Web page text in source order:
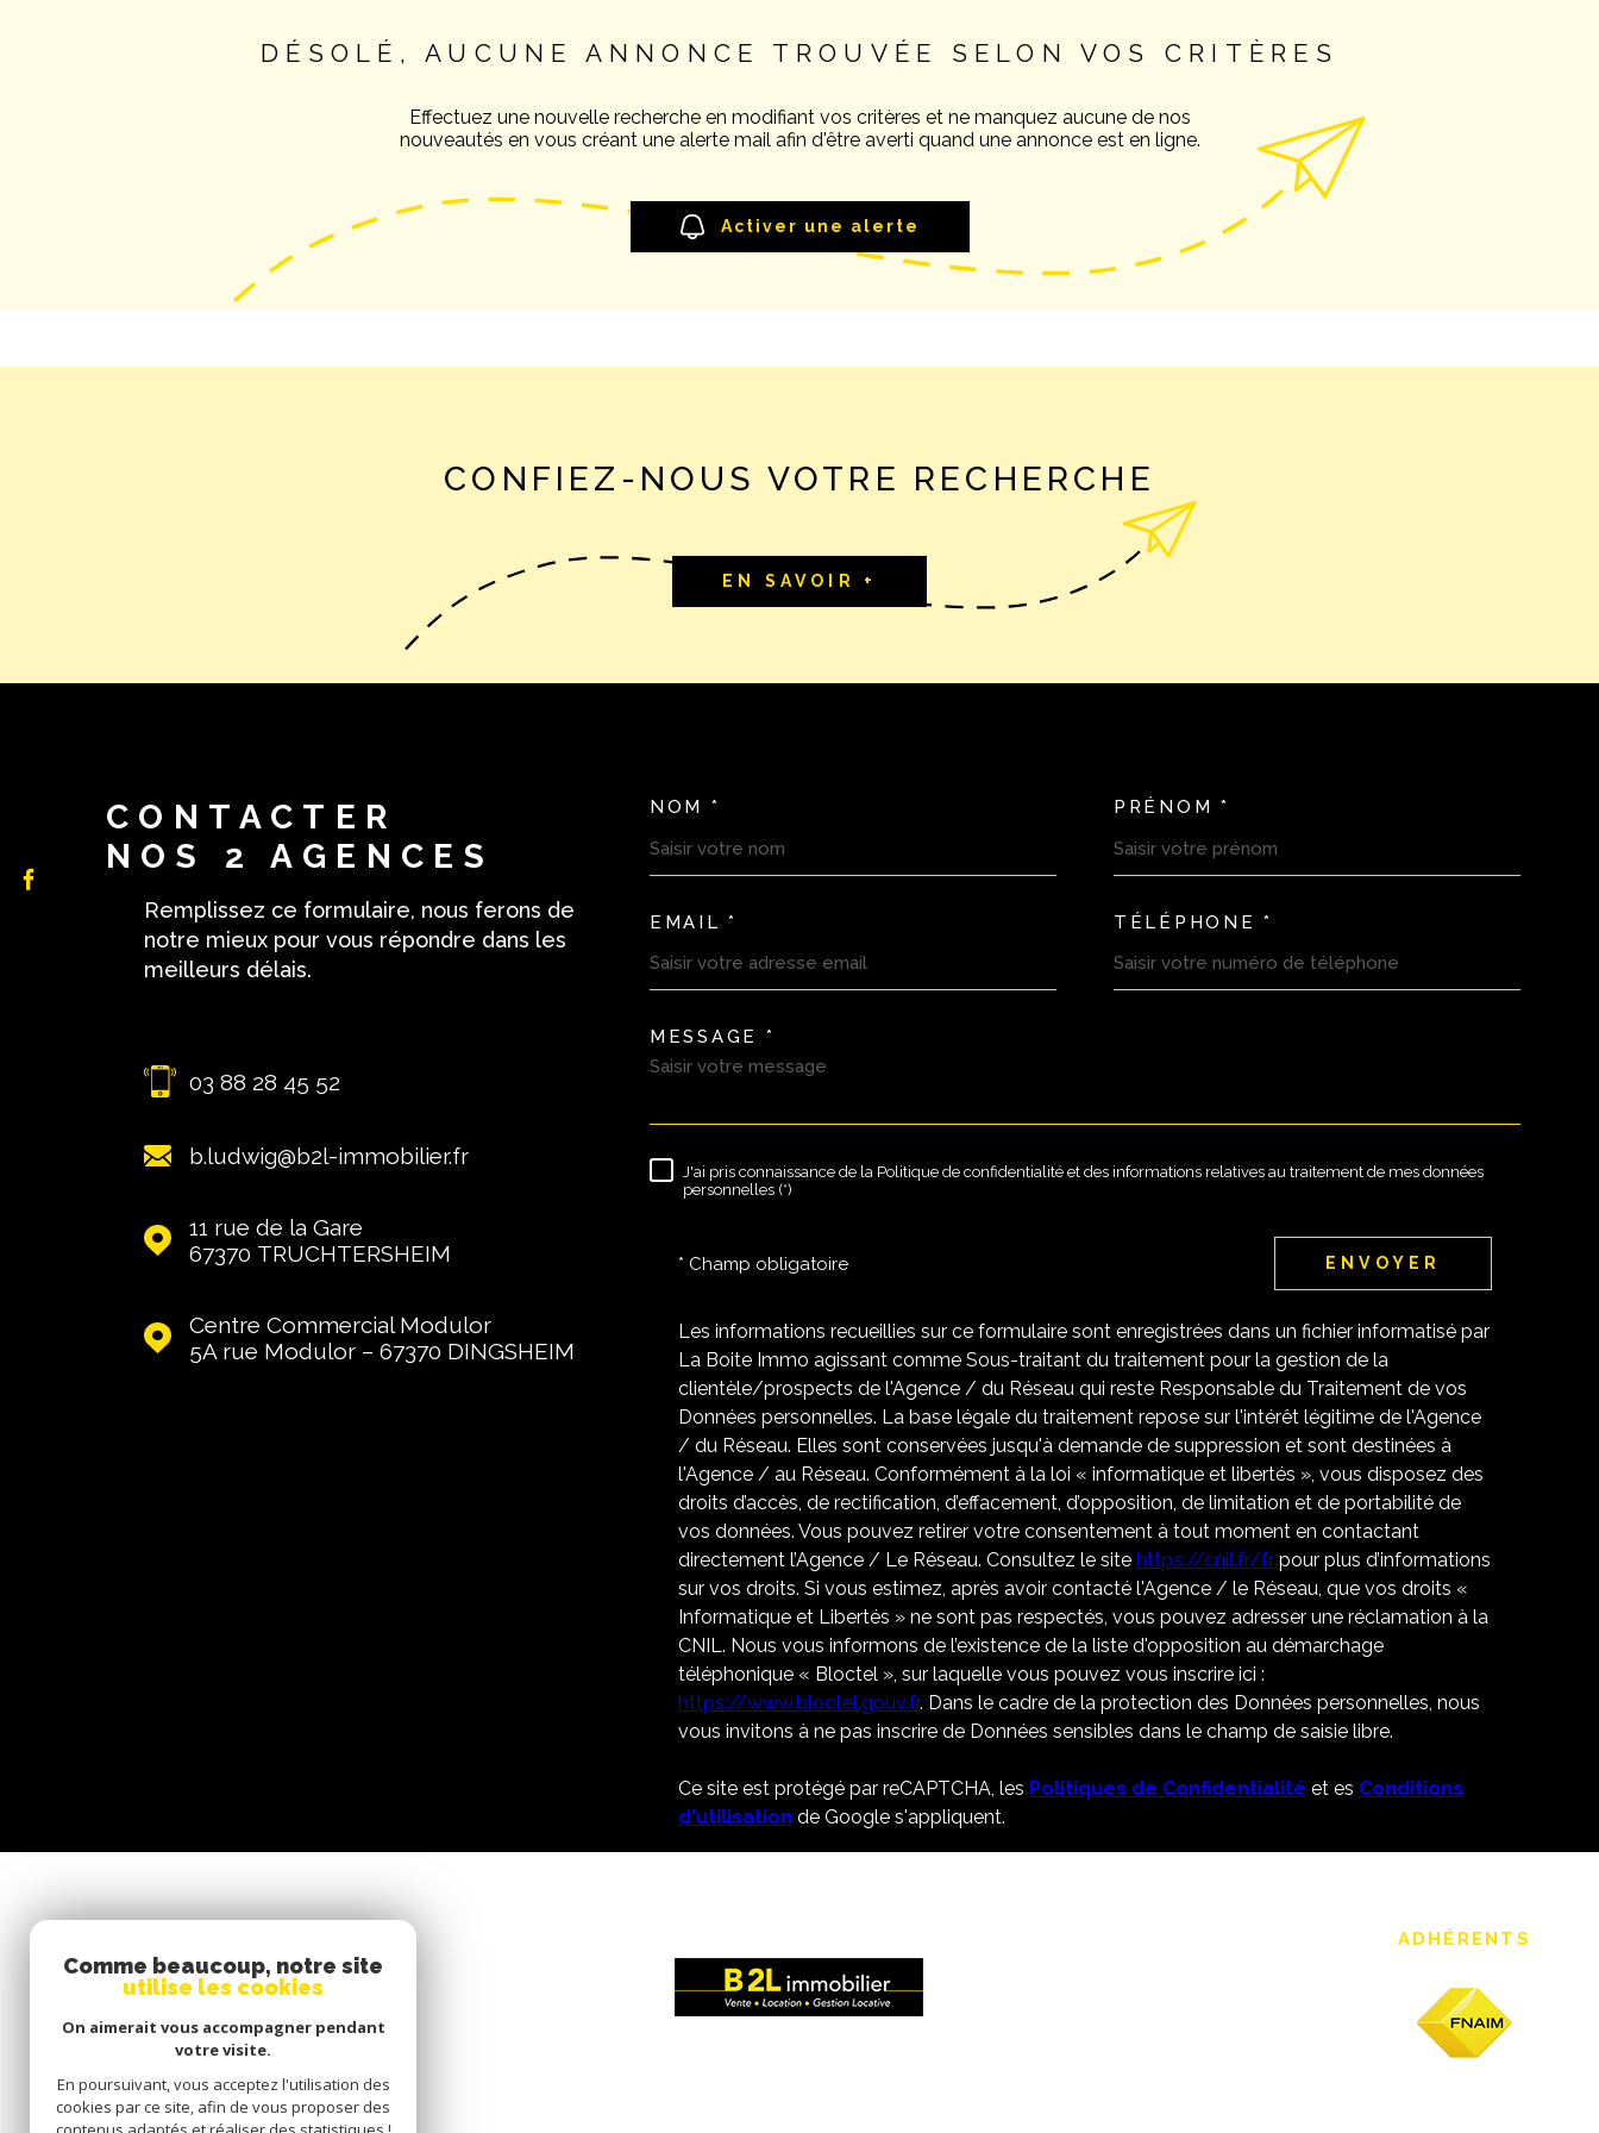
DÉSOLÉ, AUCUNE ANNONCE TROUVÉE SELON VOS CRITÈRES
Effectuez une nouvelle recherche en modifiant vos critères et ne manquez aucune de nos
nouveautés en vous créant une alerte mail afin d'être averti quand une annonce est en ligne.
Activer une alerte
CONFIEZ-NOUS VOTRE RECHERCHE
EN SAVOIR +
CONTACTER
NOS 2 AGENCES
Remplissez ce formulaire, nous ferons de
notre mieux pour vous répondre dans les
meilleurs délais.
03 88 28 45 52
b.ludwig@b2l-immobilier.fr
11 rue de la Gare
67370
TRUCHTERSHEIM
Centre Commercial Modulor
5A rue Modulor – 67370
DINGSHEIM
TRAD_MELTEM_VOSCOORDONNEES
NOM * PRÉNOM *
EMAIL * TÉLÉPHONE *
TRAD_MELTEM_VOREDEMANDE
MESSAGE *
RÈGLEMENTATION
J'ai pris connaissance de la Politique de confidentialité et des informations relatives au traitement de mes données
personnelles (*)
* Champ obligatoire ENVOYER
Les informations recueillies sur ce formulaire sont enregistrées dans un fichier informatisé par
La Boite Immo agissant comme Sous-traitant du traitement pour la gestion de la
clientèle/prospects de l'Agence / du Réseau qui reste Responsable du Traitement de vos
Données personnelles. La base légale du traitement repose sur l'intérêt légitime de l'Agence
/ du Réseau. Elles sont conservées jusqu'à demande de suppression et sont destinées à
l'Agence / au Réseau. Conformément à la loi « informatique et libertés », vous disposez des
droits d’accès, de rectification, d’effacement, d’opposition, de limitation et de portabilité de
vos données. Vous pouvez retirer votre consentement à tout moment en contactant
directement l’Agence / Le Réseau. Consultez le site https://cnil.fr/fr pour plus d’informations
sur vos droits. Si vous estimez, après avoir contacté l'Agence / le Réseau, que vos droits «
Informatique et Libertés » ne sont pas respectés, vous pouvez adresser une réclamation à la
CNIL. Nous vous informons de l’existence de la liste d'opposition au démarchage
téléphonique « Bloctel », sur laquelle vous pouvez vous inscrire ici :
https://www.bloctel.gouv.fr. Dans le cadre de la protection des Données personnelles, nous
vous invitons à ne pas inscrire de Données sensibles dans le champ de saisie libre.
Ce site est protégé par reCAPTCHA, les Politiques de Confidentialité et es Conditions
d'utilisation de Google s'appliquent.
ADHÉRENTS
Comme beaucoup, notre site
utilise les cookies
On aimerait vous accompagner pendant
votre visite.
En poursuivant, vous acceptez l'utilisation des
cookies par ce site, afin de vous proposer des